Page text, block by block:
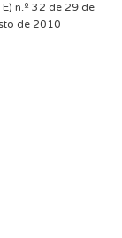
n.º 32 de 29 de
de 2010